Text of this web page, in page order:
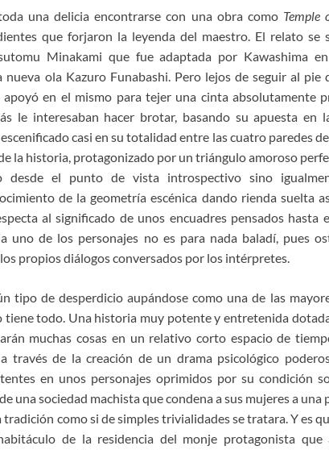
una delicia encontrarse con una obra como Temple
que forjaron la leyenda del maestro. El relato se
Minakami que fue adaptada por Kawashima
nueva ola Kazuro Funabashi. Pero lejos de seguir al
apoyó en el mismo para tejer una cinta absolutamente
le interesaban hacer brotar, basando su apuesta en
casi en su totalidad entre las cuatro paredes
la historia, protagonizado por un triángulo amoroso
desde el punto de vista introspectivo sino
de la geometría escénica dando rienda suelta
al significado de unos encuadres pensados hasta
uno de los personajes no es para nada baladí, pues
propios diálogos conversados por los intérpretes.
tipo de desperdicio aupándose como una de las
tiene todo. Una historia muy potente y entretenida
muchas cosas en un relativo corto espacio de
través de la creación de un drama psicológico
en unos personajes oprimidos por su condición
una sociedad machista que condena a sus mujeres a
como si de simples trivialidades se tratara. Y es
de la residencia del monje protagonista